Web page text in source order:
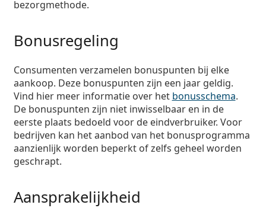
bezorgmethode.
Bonusregeling
Consumenten verzamelen bonuspunten bij elke
aankoop. Deze bonuspunten zijn een jaar geldig.
Vind hier meer informatie over het bonusschema.
De bonuspunten zijn niet inwisselbaar en in de
eerste plaats bedoeld voor de eindverbruiker. Voor
bedrijven kan het aanbod van het bonusprogramma
aanzienlijk worden beperkt of zelfs geheel worden
geschrapt.
Aansprakelijkheid